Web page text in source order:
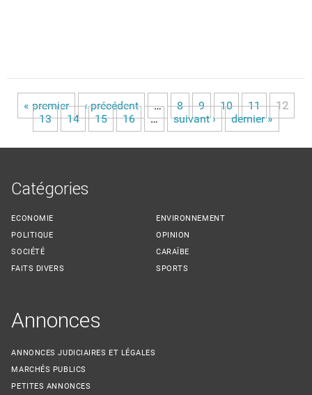
Pages
« premier ‹ précédent … 8 9 10 11
12
13
14 15 16 … suivant › dernier »
Catégories
ECONOMIE
POLITIQUE
SOCIÉTÉ
FAITS DIVERS
ENVIRONNEMENT
OPINION
CARAÏBE
SPORTS
Annonces
ANNONCES JUDICIAIRES ET LÉGALES
MARCHÉS PUBLICS
PETITES ANNONCES